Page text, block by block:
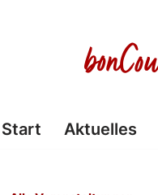
Start Aktuelles